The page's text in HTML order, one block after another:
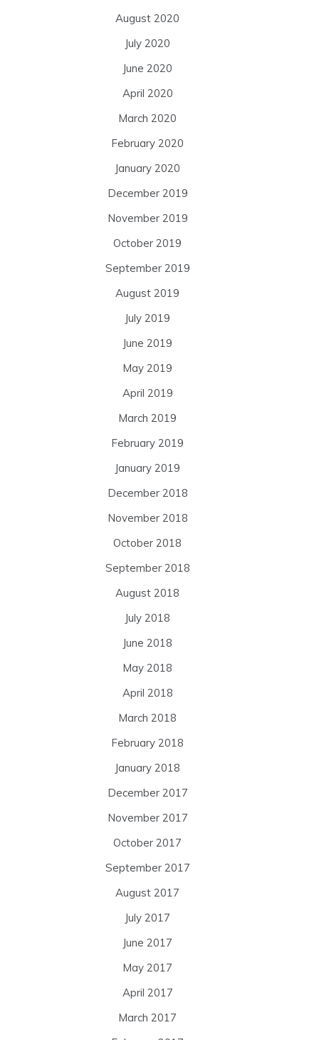
August 2020
July 2020
June 2020
April 2020
March 2020
February 2020
January 2020
December 2019
November 2019
October 2019
September 2019
August 2019
July 2019
June 2019
May 2019
April 2019
March 2019
February 2019
January 2019
December 2018
November 2018
October 2018
September 2018
August 2018
July 2018
June 2018
May 2018
April 2018
March 2018
February 2018
January 2018
December 2017
November 2017
October 2017
September 2017
August 2017
July 2017
June 2017
May 2017
April 2017
March 2017